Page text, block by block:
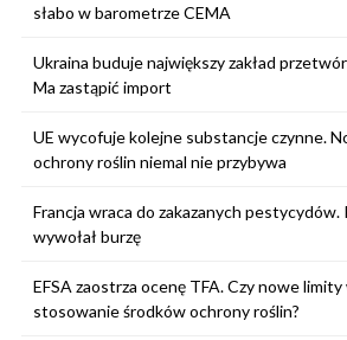
słabo w barometrze CEMA
Ukraina buduje największy zakład
Ma zastąpić import
UE wycofuje kolejne substancje czynne.
ochrony roślin niemal nie przybywa
Francja wraca do zakazanych
wywołał burzę
EFSA zaostrza ocenę TFA. Czy nowe limity
stosowanie środków ochrony roślin?